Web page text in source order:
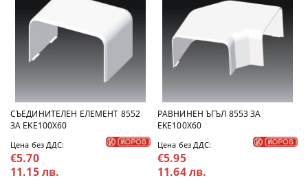
СЪЕДИНИТЕЛЕН ЕЛЕМЕНТ 8552
ЗА EKE100X60
Цена без ДДС:
€5.70
11.15 лв.
РАВНИНЕН ЪГЪЛ 8553 ЗА
EKE100X60
Цена без ДДС:
€5.95
11.64 лв.